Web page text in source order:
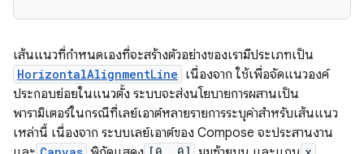
เส้นแนวที่กำหนดเองที่จะสร้างตัวอย่างของเรามีประเภทเป็น
HorizontalAlignmentLine เนื่องจาก ใช้เพื่อจัดแนวองค์
ประกอบย่อยในแนวตั้ง ระบบจะส่งนโยบายการผสานเป็น
พารามิเตอร์ในกรณีที่เลย์เอาต์หลายรายการระบุค่าสำหรับเส้นแนว
เหล่านี้ เนื่องจาก ระบบเลย์เอาต์ของ Compose จะประสานงาน